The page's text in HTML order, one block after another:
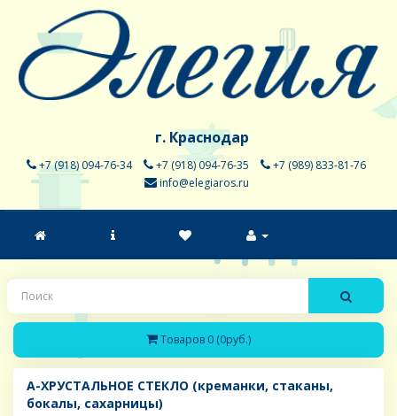
г. Краснодар
+7 (918) 094-76-34 +7 (918) 094-76-35
+7 (989) 833-81-76
info@elegiaros.ru
Товаров 0 (0руб.)
A-ХРУСТАЛЬНОЕ СТЕКЛО (креманки, стаканы,
бокалы, сахарницы)